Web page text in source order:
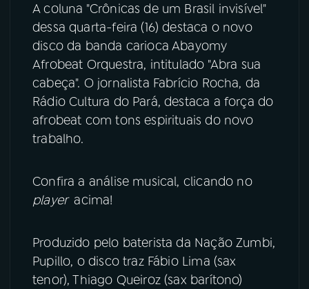
04PROGRAMAS
PODCASTS
06 VIDEOCASTS
08 PRÊMIO RÁDIO MEC
ACOMPANHE A RÁDIO MEC
YouTube
A coluna "Crônicas de um Brasil invisível"
dessa quarta-feira (16) destaca o novo
disco da banda carioca Abayomy
Afrobeat Orquestra, intitulado "Abra sua
cabeça". O jornalista Fabrício Rocha, da
Rádio Cultura do Pará, destaca a força do
afrobeat com tons espirituais do novo
trabalho.
Confira a análise musical, clicando no
player acima!
Produzido pelo baterista da Nação Zumbi,
Pupillo, o disco traz Fábio Lima (sax
tenor), Thiago Queiroz (sax barítono)